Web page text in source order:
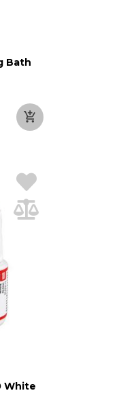
Bath
White